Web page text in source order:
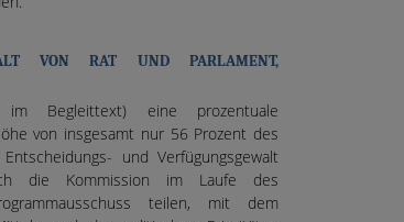
VON RAT UND PARLAMENT,
Begleittext) eine prozentuale
von insgesamt nur 56 Prozent des
und Verfügungsgewalt
die Kommission im Laufe des
teilen, mit dem